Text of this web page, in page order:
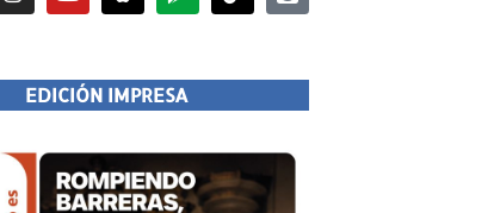
EDICIÓN IMPRESA